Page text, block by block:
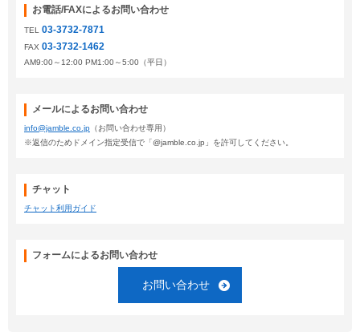
お電話/FAXによるお問い合わせ
TEL 03-3732-7871
FAX 03-3732-1462
AM9:00～12:00 PM1:00～5:00（平日）
メールによるお問い合わせ
info@jamble.co.jp （お問い合わせ専用）
※返信のためドメイン指定受信で「@jamble.co.jp」を許可してください。
チャット
チャット利用ガイド
フォームによるお問い合わせ
お問い合わせ